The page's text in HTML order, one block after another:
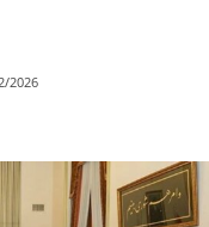
2026